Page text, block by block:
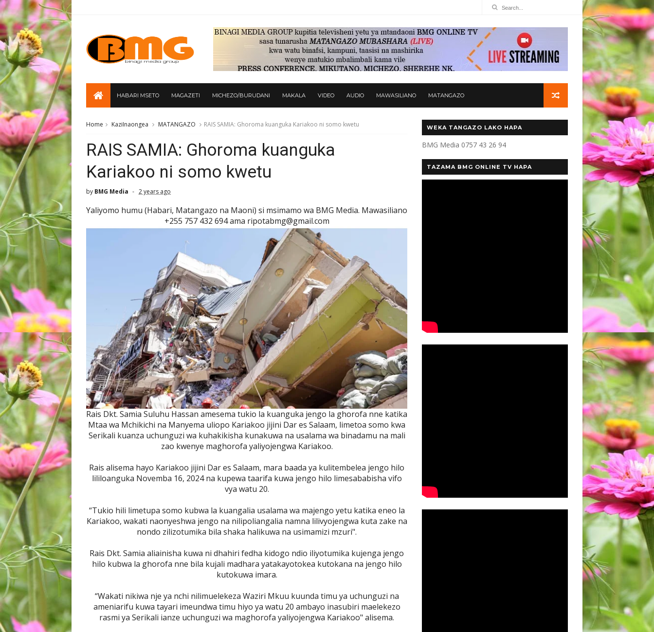
HABARI MSETO MAGAZETI MICHEZO/BURUDANI MAKALA VIDEO AUDIO MAWASILIANO MATANGAZO
Home KaziInaongea MATANGAZO RAIS SAMIA: Ghoroma kuanguka Kariakoo ni somo kwetu
RAIS SAMIA: Ghoroma kuanguka
Kariakoo ni somo kwetu
by BMG Media 2 years ago
Yaliyomo humu (Habari, Matangazo na Maoni) si msimamo wa BMG Media. Mawasiliano
+255 757 432 694 ama ripotabmg@gmail.com
Rais Dkt. Samia Suluhu Hassan amesema tukio la kuanguka jengo la ghorofa nne katika
Mtaa wa Mchikichi na Manyema uliopo Kariakoo jijini Dar es Salaam, limetoa somo kwa
Serikali kuanza uchunguzi wa kuhakikisha kunakuwa na usalama wa binadamu na mali
zao kwenye maghorofa yaliyojengwa Kariakoo.
Rais alisema hayo Kariakoo jijini Dar es Salaam, mara baada ya kulitembelea jengo hilo
lililoanguka Novemba 16, 2024 na kupewa taarifa kuwa jengo hilo limesababisha vifo
vya watu 20.
“Tukio hili limetupa somo kubwa la kuangalia usalama wa majengo yetu katika eneo la
Kariakoo, wakati naonyeshwa jengo na nilipoliangalia namna lilivyojengwa kuta zake na
nondo zilizotumika bila shaka halikuwa na usimamizi mzuri".
Rais Dkt. Samia aliainisha kuwa ni dhahiri fedha kidogo ndio iliyotumika kujenga jengo
hilo kubwa la ghorofa nne bila kujali madhara yatakayotokea kutokana na jengo hilo
kutokuwa imara.
“Wakati nikiwa nje ya nchi nilimuelekeza Waziri Mkuu kuunda timu ya uchunguzi na
ameniarifu kuwa tayari imeundwa timu hiyo ya watu 20 ambayo inasubiri maelekezo
rasmi ya Serikali ianze uchunguzi wa maghorofa yaliyojengwa Kariakoo" alisema.
WEKA TANGAZO LAKO HAPA
BMG Media 0757 43 26 94
TAZAMA BMG ONLINE TV HAPA